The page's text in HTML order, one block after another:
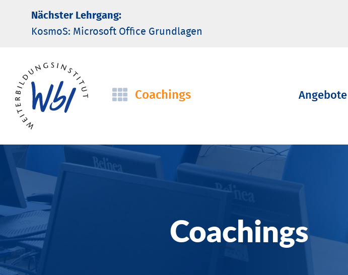
Nächster Lehrgang:
KosmoS: Microsoft Office Grund­lagen
Navigation
Coachings
Navigation
Angebote
Coachings